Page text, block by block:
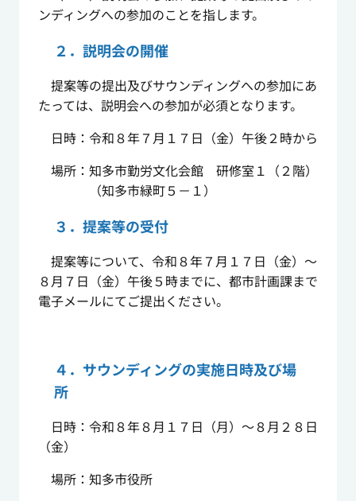
ンディングへの参加のことを指します。
２．説明会の開催
提案等の提出及びサウンディングへの参加にあ
たっては、説明会への参加が必須となります。
日時：令和８年７月１７日（金）午後２時から
場所：知多市勤労文化会館 研修室１（２階）
（知多市緑町５－１）
３．提案等の受付
提案等について、令和８年７月１７日（金）～
８月７日（金）午後５時までに、都市計画課まで
電子メールにてご提出ください。
４．サウンディングの実施日時及び場
所
日時：令和８年８月１７日（月）～８月２８日
（金）
場所：知多市役所